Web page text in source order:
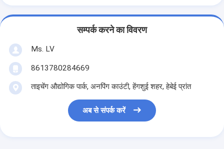
सम्पर्क करने का विवरण
Ms. LV
8613780284669
ताइचेंग औद्योगिक पार्क, अनपिंग काउंटी, हेंगशुई शहर, हेबेई प्रांत
अब से संपर्क करें